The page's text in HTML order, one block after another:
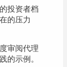
投资者档
的压力
审阅代理
的示例。